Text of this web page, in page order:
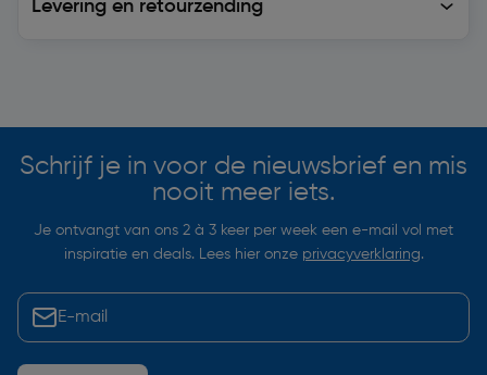
Levering en retourzending
Schrijf je in voor de nieuwsbrief en mis
nooit meer iets.
Je ontvangt van ons 2 à 3 keer per week een e-mail vol met
inspiratie en deals. Lees hier onze privacyverklaring.